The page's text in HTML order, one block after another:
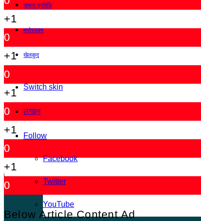
सूचना प्रविधि
मनोरञ्जन
खेलकुद
Switch skin
लगइन
Follow
Facebook
Twitter
YouTube
+1
0
+1
0
+1
0
+1
0
+1
0
Below Article Content Ad